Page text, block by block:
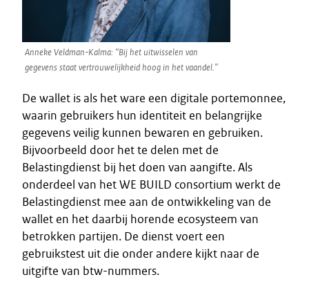
Anneke Veldman-Kalma: “Bij het uitwisselen van
gegevens staat vertrouwelijkheid hoog in het vaandel.”
De wallet is als het ware een digitale portemonnee,
waarin gebruikers hun identiteit en belangrijke
gegevens veilig kunnen bewaren en gebruiken.
Bijvoorbeeld door het te delen met de
Belastingdienst bij het doen van aangifte. Als
onderdeel van het WE BUILD consortium werkt de
Belastingdienst mee aan de ontwikkeling van de
wallet en het daarbij horende ecosysteem van
betrokken partijen. De dienst voert een
gebruikstest uit die onder andere kijkt naar de
uitgifte van btw-nummers.